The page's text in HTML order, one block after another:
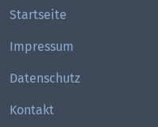
Startseite
Impressum
Datenschutz
Kontakt